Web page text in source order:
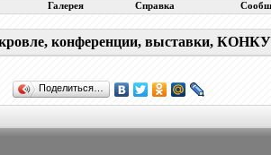
Галерея Справка
конференции, выставки,
Поделиться…